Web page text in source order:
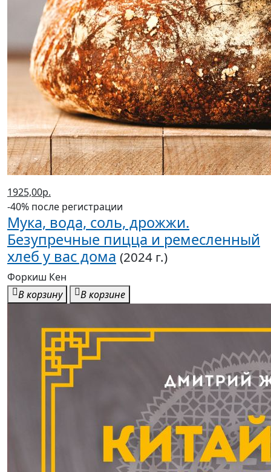
1925,00р.
-40% после регистрации
Мука, вода, соль, дрожжи.
Безупречные пицца и ремесленный
хлеб у вас дома (2024 г.)
Форкиш Кен
В корзину
В корзине